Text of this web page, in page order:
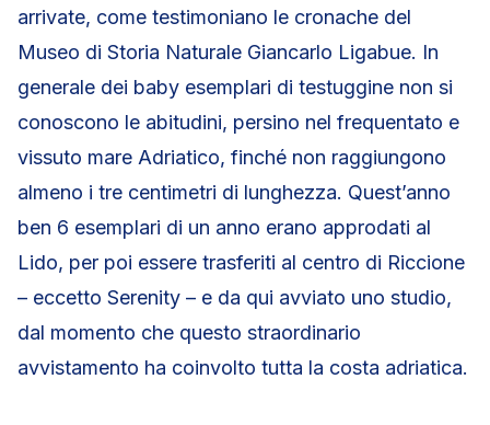
arrivate, come testimoniano le cronache del
Museo di Storia Naturale Giancarlo Ligabue. In
generale dei baby esemplari di testuggine non si
conoscono le abitudini, persino nel frequentato e
vissuto mare Adriatico, finché non raggiungono
almeno i tre centimetri di lunghezza. Quest’anno
ben 6 esemplari di un anno erano approdati al
Lido, per poi essere trasferiti al centro di Riccione
– eccetto Serenity – e da qui avviato uno studio,
dal momento che questo straordinario
avvistamento ha coinvolto tutta la costa adriatica.